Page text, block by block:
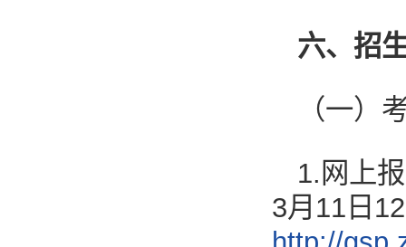
六、招
（一）
1.网上
3月11日